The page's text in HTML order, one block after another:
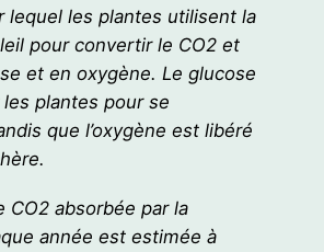
lequel les plantes utilisent la
pour convertir le CO2 et
et en oxygène. Le glucose
plantes pour se
que l’oxygène est libéré
CO2 absorbée par la
année est estimée à